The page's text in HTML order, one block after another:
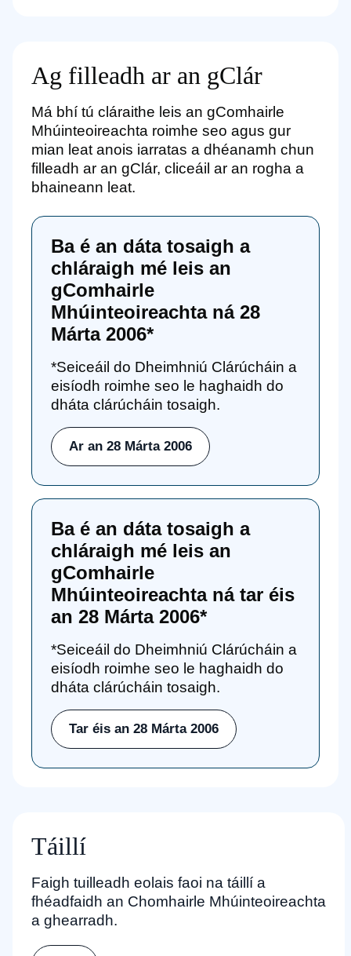
Ag filleadh ar an gClár
Má bhí tú cláraithe leis an gComhairle
Mhúinteoireachta roimhe seo agus gur
mian leat anois iarratas a dhéanamh chun
filleadh ar an gClár, cliceáil ar an rogha a
bhaineann leat.
Ba é an dáta tosaigh a
chláraigh mé leis an
gComhairle
Mhúinteoireachta ná 28
Márta 2006*
*Seiceáil do Dheimhniú Clárúcháin a
eisíodh roimhe seo le haghaidh do
dháta clárúcháin tosaigh.
Ar an 28 Márta 2006
Ba é an dáta tosaigh a
chláraigh mé leis an
gComhairle
Mhúinteoireachta ná tar éis
an 28 Márta 2006*
*Seiceáil do Dheimhniú Clárúcháin a
eisíodh roimhe seo le haghaidh do
dháta clárúcháin tosaigh.
Tar éis an 28 Márta 2006
Táillí
Faigh tuilleadh eolais faoi na táillí a
fhéadfaidh an Chomhairle Mhúinteoireachta
a ghearradh.